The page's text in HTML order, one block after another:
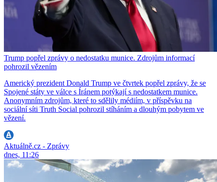
Trump popřel zprávy o nedostatku munice. Zdrojům informací
pohrozil vězením
Americký prezident Donald Trump ve čtvrtek popřel zprávy, že se
Spojené státy ve válce s Íránem potýkají s nedostatkem munice.
Anonymním zdrojům, které to sdělily médiím, v příspěvku na
sociální síti Truth Social pohrozil stíháním a dlouhým pobytem ve
vězení.
Aktuálně.cz - Zprávy
dnes, 11:26